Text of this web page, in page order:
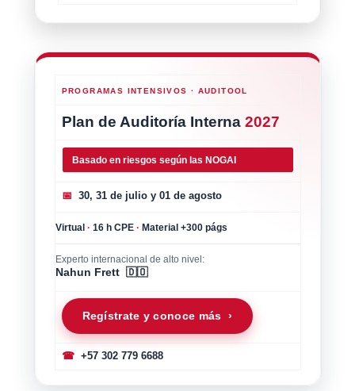
PROGRAMAS INTENSIVOS · AUDITOOL
Plan de Auditoría Interna 2027
Basado en riesgos según las NOGAI
📅 30, 31 de julio y 01 de agosto
Virtual · 16 h CPE · Material +300 págs
Experto internacional de alto nivel:
Nahun Frett 🇩🇴
Regístrate y conoce más ›
☎+57 302 779 6688